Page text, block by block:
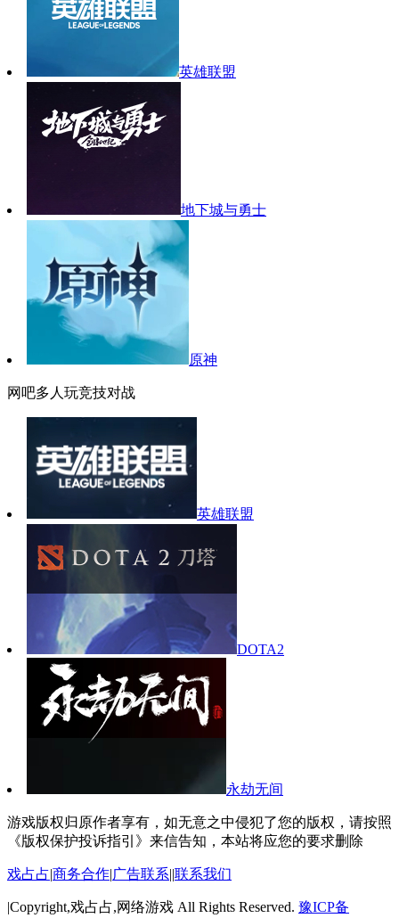
英雄联盟
地下城与勇士
原神
网吧多人玩竞技对战
英雄联盟
DOTA2
永劫无间
游戏版权归原作者享有，如无意之中侵犯了您的版权，请按照
《版权保护投诉指引》来信告知，本站将应您的要求删除
戏占占|商务合作|广告联系||联系我们
|Copyright,戏占占,网络游戏 All Rights Reserved. 豫ICP备